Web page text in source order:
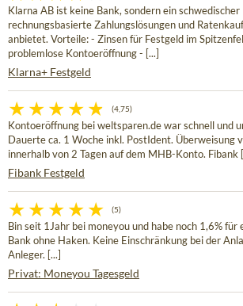
Klarna AB ist keine Bank, sondern ein
rechnungsbasierte Zahlungslösungen und
anbietet. Vorteile: - Zinsen für Festgeld im
problemlose Kontoeröffnung - [...]
Klarna+ Festgeld
(4,75)
Kontoeröffnung bei weltsparen.de war schnell und
Dauerte ca. 1 Woche inkl. PostIdent. Überweisung
innerhalb von 2 Tagen auf dem MHB-Konto. Fibank
Fibank Festgeld
(5)
Bin seit 1Jahr bei moneyou und habe noch 1,6% für
Bank ohne Haken. Keine Einschränkung bei der
Anleger. [...]
Privat: Moneyou Tagesgeld